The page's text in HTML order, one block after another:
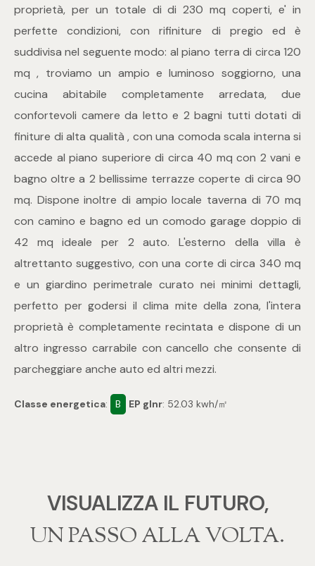
proprietà, per un totale di di 230 mq coperti, e' in
perfette condizioni, con rifiniture di pregio ed è
suddivisa nel seguente modo: al piano terra di circa 120
mq , troviamo un ampio e luminoso soggiorno, una
cucina abitabile completamente arredata, due
confortevoli camere da letto e 2 bagni tutti dotati di
finiture di alta qualità , con una comoda scala interna si
accede al piano superiore di circa 40 mq con 2 vani e
bagno oltre a 2 bellissime terrazze coperte di circa 90
mq. Dispone inoltre di ampio locale taverna di 70 mq
con camino e bagno ed un comodo garage doppio di
42 mq ideale per 2 auto. L'esterno della villa è
altrettanto suggestivo, con una corte di circa 340 mq
e un giardino perimetrale curato nei minimi dettagli,
perfetto per godersi il clima mite della zona, l'intera
proprietà è completamente recintata e dispone di un
altro ingresso carrabile con cancello che consente di
parcheggiare anche auto ed altri mezzi.
Classe energetica: B EP glnr: 52.03 kwh/㎡
VISUALIZZA IL FUTURO,
‍‍UN PASSO ALLA VOLTA.
Totale
mq
Locali
Qualsiasi
3
5+